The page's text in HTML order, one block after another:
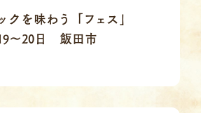
クを味わう「フェス」
～20日 飯田市